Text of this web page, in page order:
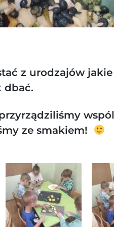
z urodzajów
dbać.
ze smakiem!